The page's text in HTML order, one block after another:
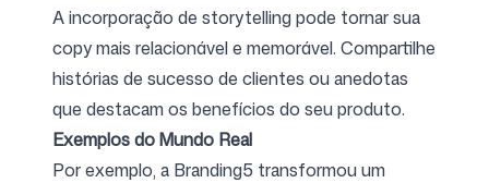
A incorporação de storytelling pode tornar sua
copy mais relacionável e memorável. Compartilhe
histórias de sucesso de clientes ou anedotas
que destacam os benefícios do seu produto.
Exemplos do Mundo Real
Por exemplo, a Branding5 transformou um